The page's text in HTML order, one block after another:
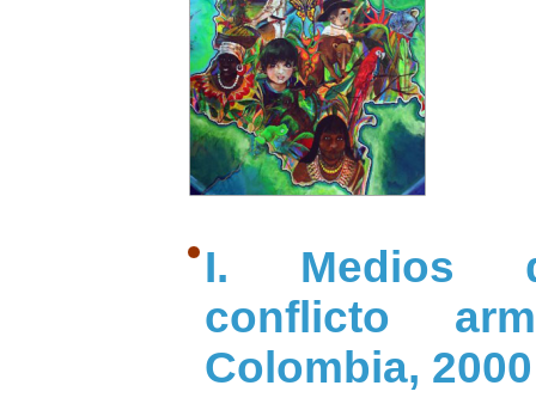
I. Medios
conflicto
Colombia,